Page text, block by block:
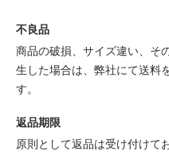
不良品
商品の破損、サイズ違い、そ
生した場合は、弊社にて送料
す。
返品期限
原則として返品は受け付けて